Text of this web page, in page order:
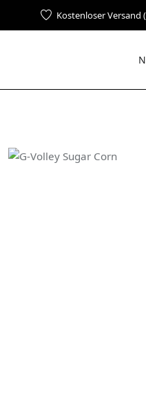
Kostenloser Versand